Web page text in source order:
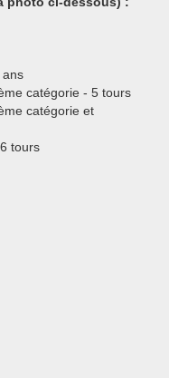
ans
catégorie - 5 tours
catégorie et
tours